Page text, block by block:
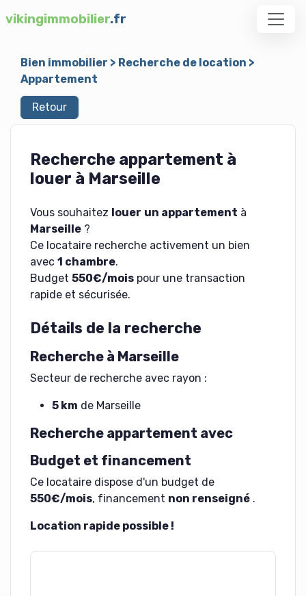
vikingimmobilier.fr
Bien immobilier > Recherche de location >
Appartement
Retour
Recherche appartement à
louer à Marseille
Vous souhaitez louer un appartement à
Marseille?
Ce locataire recherche activement un bien
avec 1 chambre.
Budget 550€/moispour une transaction
rapide et sécurisée.
Détails de la recherche
Recherche à Marseille
Secteur de recherche avec rayon :
5 km de Marseille
Recherche appartement avec
Budget et financement
Ce locataire dispose d'un budget de
550€/mois, financement non renseigné.
Location rapide possible !